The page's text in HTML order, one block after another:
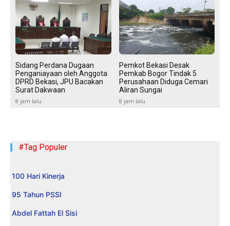
Sidang Perdana Dugaan
Penganiayaan oleh Anggota
DPRD Bekasi, JPU Bacakan
Surat Dakwaan
8 jam lalu
Pemkot Bekasi Desak
Pemkab Bogor Tindak 5
Perusahaan Diduga Cemari
Aliran Sungai
8 jam lalu
#Tag Populer
100 Hari Kinerja
95 Tahun PSSI
Abdel Fattah El Sisi